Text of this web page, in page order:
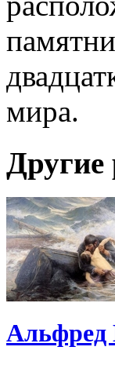
мира.
Другие